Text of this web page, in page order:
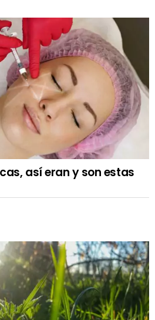
así eran y son estas